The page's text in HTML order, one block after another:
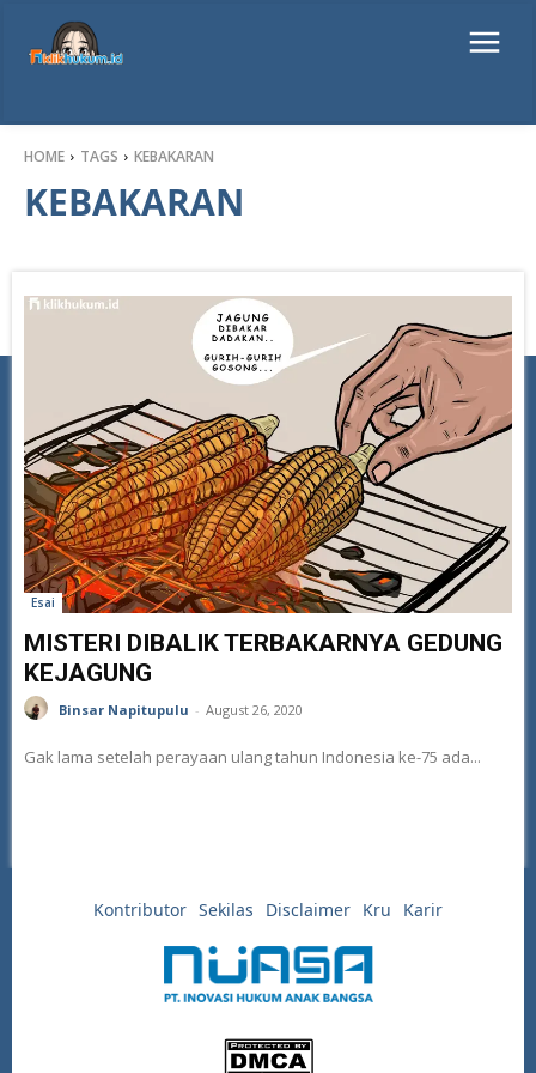
HOME TAGS KEBAKARAN
KEBAKARAN
Esai
MISTERI DIBALIK TERBAKARNYA GEDUNG
KEJAGUNG
Binsar Napitupulu - August 26, 2020
Gak lama setelah perayaan ulang tahun Indonesia ke-75 ada...
Kontributor Sekilas Disclaimer Kru Karir